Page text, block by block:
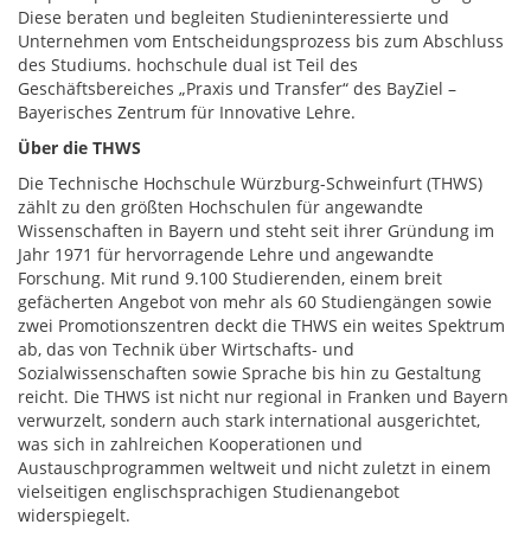
Diese beraten und begleiten Studieninteressierte und
Unternehmen vom Entscheidungsprozess bis zum Abschluss
des Studiums. hochschule dual ist Teil des
Geschäftsbereiches „Praxis und Transfer“ des BayZiel –
Bayerisches Zentrum für Innovative Lehre.
Über die THWS
Die Technische Hochschule Würzburg-Schweinfurt (THWS)
zählt zu den größten Hochschulen für angewandte
Wissenschaften in Bayern und steht seit ihrer Gründung im
Jahr 1971 für hervorragende Lehre und angewandte
Forschung. Mit rund 9.100 Studierenden, einem breit
gefächerten Angebot von mehr als 60 Studiengängen sowie
zwei Promotionszentren deckt die THWS ein weites Spektrum
ab, das von Technik über Wirtschafts- und
Sozialwissenschaften sowie Sprache bis hin zu Gestaltung
reicht. Die THWS ist nicht nur regional in Franken und Bayern
verwurzelt, sondern auch stark international ausgerichtet,
was sich in zahlreichen Kooperationen und
Austauschprogrammen weltweit und nicht zuletzt in einem
vielseitigen englischsprachigen Studienangebot
widerspiegelt.